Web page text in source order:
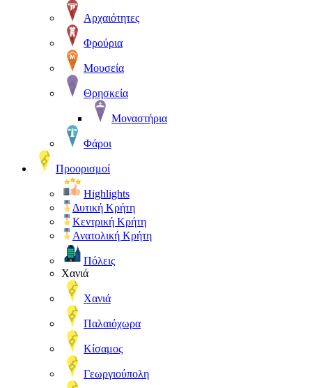
Αρχαιότητες
Φρούρια
Μουσεία
Θρησκεία
Μοναστήρια
Φάροι
Προορισμοί
Highlights
Δυτική Κρήτη
Κεντρική Κρήτη
Ανατολική Κρήτη
Πόλεις
Χανιά
Χανιά
Παλαιόχωρα
Κίσαμος
Γεωργιούπολη